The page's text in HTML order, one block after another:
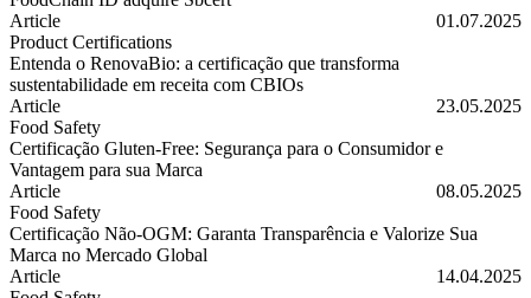
FoodChain ID adquire Sbcert
Article
01.07.2025
Product Certifications
Entenda o RenovaBio: a certificação que transforma
sustentabilidade em receita com CBIOs
Entenda o RenovaBio: a certificação que transforma
Article
23.05.2025
Food Safety
Certificação Gluten-Free: Segurança para o Consumidor e
Vantagem para sua Marca
Certificação Gluten-Free: Segurança para o Consumidor e Vantagem
Article
08.05.2025
Food Safety
Certificação Não-OGM: Garanta Transparência e Valorize Sua
Marca no Mercado Global
Certificação Não-OGM: Garanta Transparência e Valorize Sua
Article
14.04.2025